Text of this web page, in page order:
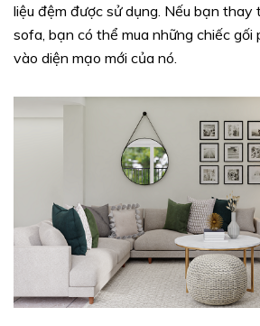
liệu đệm được sử dụng. Nếu bạn thay
sofa, bạn có thể mua những chiếc gối
vào diện mạo mới của nó.